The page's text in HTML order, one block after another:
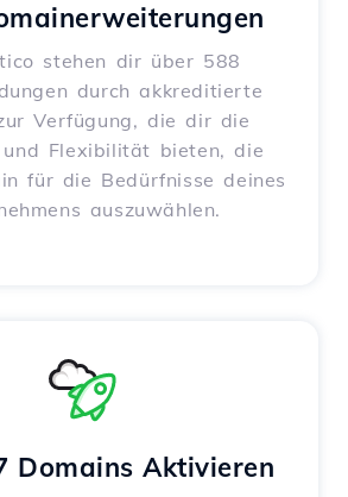
stehen dir über 588
durch akkreditierte
Verfügung, die dir die
und Flexibilität bieten, die
für die Bedürfnisse deines
auszuwählen.
Domains Aktivieren